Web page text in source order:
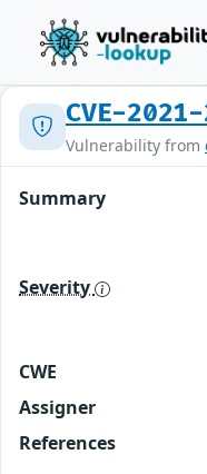
CVE-
Vulnerability from
Summary
Severity
CWE
Assigner
References